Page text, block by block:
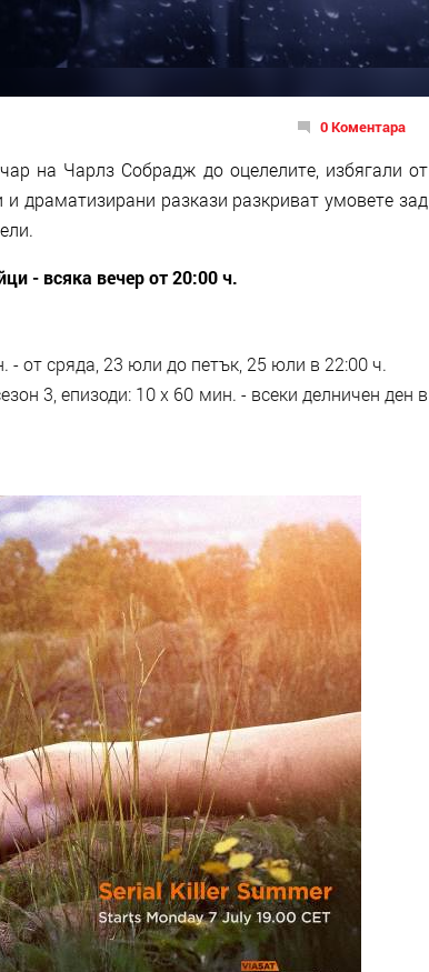
0 Коментара
на Чарлз Собрадж до оцелелите, избягали от
драматизирани разкази разкриват умовете зад
- всяка вечер от 20:00 ч.
от сряда, 23 юли до петък, 25 юли в 22:00 ч.
3, епизоди: 10 x 60 мин. - всеки делничен ден в